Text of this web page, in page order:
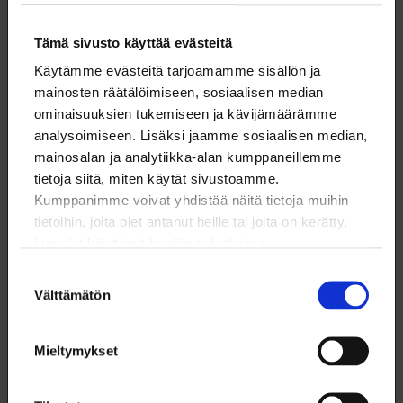
Tämä sivusto käyttää evästeitä
Käytämme evästeitä tarjoamamme sisällön ja
mainosten räätälöimiseen, sosiaalisen median
ominaisuuksien tukemiseen ja kävijämäärämme
analysoimiseen. Lisäksi jaamme sosiaalisen median,
mainosalan ja analytiikka-alan kumppaneillemme
tietoja siitä, miten käytät sivustoamme.
Kumppanimme voivat yhdistää näitä tietoja muihin
tietoihin, joita olet antanut heille tai joita on kerätty,
valinta
Välttämätön
Mieltymykset
matkaansa kohti vesistöjä.
Pintavalutuskentillä sen sijaan pystytään ottamaan
kiinni merkittävä osa kuormituksesta.
– Pintavalutuskenttinä käytetään ojittamattomia tai
ojitettuja soita. Niille ohjatusta vedestä ei ole haittaa tai
ne jopa hyötyvät siitä.
Kasvillisuus sieppaa tehokkaasti ravinteita vedestä, ja
pintavalutuskentältä purkautuvat vedet ovat
puhdistuneet ylimääräisestä typestä ja fosforista. Myös